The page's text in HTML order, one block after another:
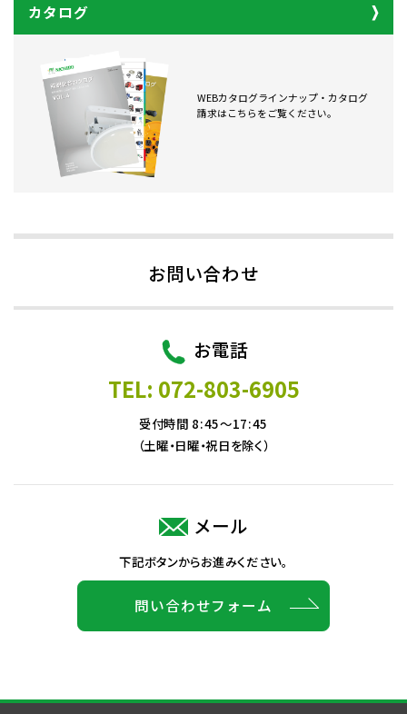
カタログ
WEBカタログラインナップ・カタログ
請求はこちらをご覧ください。
お問い合わせ
お電話
TEL: 072-803-6905
受付時間 8:45～17:45
（土曜・日曜・祝日を除く）
メール
下記ボタンからお進みください。
問い合わせフォーム